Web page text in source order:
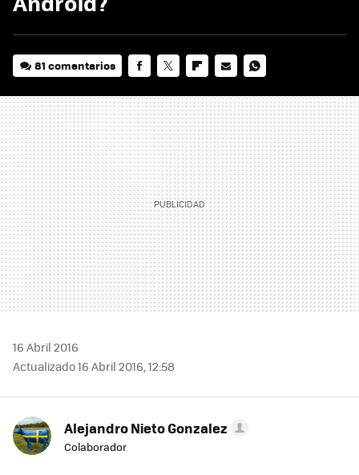
81 comentarios
MAIL
16 Abril 2016
Actualizado 16 Abril 2016, 12:58
Alejandro Nieto Gonzalez
Colaborador